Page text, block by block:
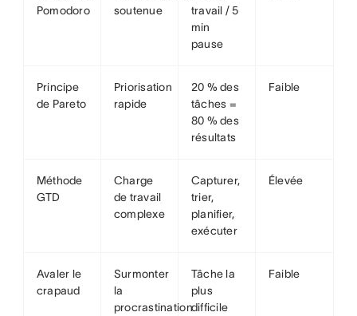
Pomodoro
soutenue
travail / 5
min
pause
Principe
de Pareto
Priorisation
rapide
20 % des
tâches =
80 % des
résultats
Faible
Méthode
GTD
Charge
de travail
complexe
Capturer,
trier,
planifier,
exécuter
Élevée
Avaler le
crapaud
Surmonter
la
procrastination
Tâche la
plus
difficile
Faible